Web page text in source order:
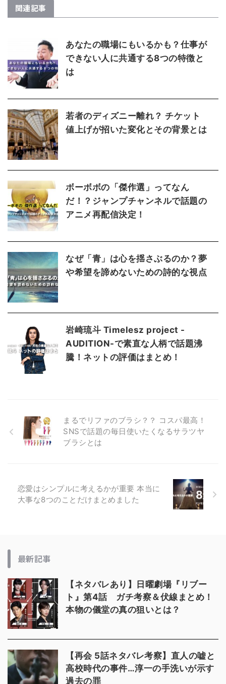
関連記事
あなたの職場にもいるかも？仕事が
できない人に共通する8つの特徴と
は
若者のディズニー離れ？ チケット
値上げが招いた変化とその背景とは
ボーボボの「傑作選」ってなん
だ！？ジャンプチャンネルで話題の
アニメ再配信決定！
なぜ「青」は心を揺さぶるのか？夢
や希望を諦めないための詩的な視点
岩崎琉斗 Timelesz project -
AUDITION-で素直な人柄で話題沸
騰！ネットの評価はまとめ！
まるでリファのブラシ？？ コスパ最高！
SNSで話題の毎日使いたくなるサラツヤ
ブラシとは
恋愛はシンプルに考えるかが重要 本当に
大事な8つのことだけまとめました
最新記事
【ネタバレあり】日曜劇場『リブー
ト』第4話 ガチ考察＆伏線まとめ！
本物の儀堂の真の狙いとは？
【再会 5話ネタバレ考察】直人の嘘と
高校時代の事件…淳一の手洗いが示す
過去の罪